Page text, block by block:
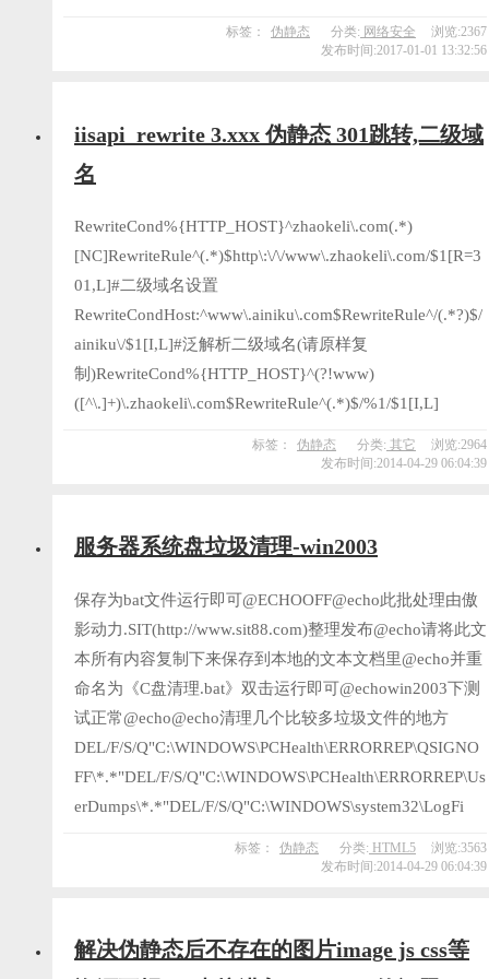
标签： 伪静态 分类: 网络安全
浏览:2367
发布时间:2017-01-01 13:32:56
iisapi_rewrite 3.xxx 伪静态 301跳转,二级域
名
RewriteCond%{HTTP_HOST}^zhaokeli\.com(.*)
[NC]RewriteRule^(.*)$http\:\/\/www\.zhaokeli\.com/$1[R=3
01,L]#二级域名设置
RewriteCondHost:^www\.ainiku\.com$RewriteRule^/(.*?)$/
ainiku\/$1[I,L]#泛解析二级域名(请原样复
制)RewriteCond%{HTTP_HOST}^(?!www)
([^\.]+)\.zhaokeli\.com$RewriteRule^(.*)$/%1/$1[I,L]
标签： 伪静态 分类: 其它
浏览:2964
发布时间:2014-04-29 06:04:39
服务器系统盘垃圾清理-win2003
保存为bat文件运行即可@ECHOOFF@echo此批处理由傲
影动力.SIT(http://www.sit88.com)整理发布@echo请将此文
本所有内容复制下来保存到本地的文本文档里@echo并重
命名为《C盘清理.bat》双击运行即可@echowin2003下测
试正常@echo@echo清理几个比较多垃圾文件的地方
DEL/F/S/Q"C:\WINDOWS\PCHealth\ERRORREP\QSIGNO
FF\*.*"DEL/F/S/Q"C:\WINDOWS\PCHealth\ERRORREP\Us
erDumps\*.*"DEL/F/S/Q"C:\WINDOWS\system32\LogFi
标签： 伪静态 分类: HTML5
浏览:3563
发布时间:2014-04-29 06:04:39
解决伪静态后不存在的图片image js css等